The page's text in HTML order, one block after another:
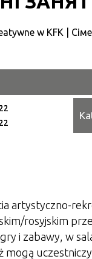
artystyczno-
rosyjskim
i zabawy, w
mogą